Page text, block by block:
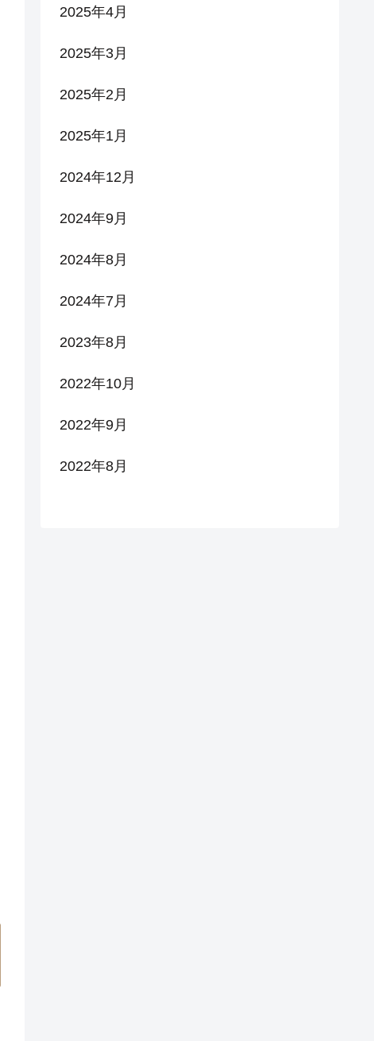
2025年4月
2025年3月
2025年2月
2025年1月
2024年12月
2024年9月
2024年8月
2024年7月
2023年8月
2022年10月
2022年9月
2022年8月